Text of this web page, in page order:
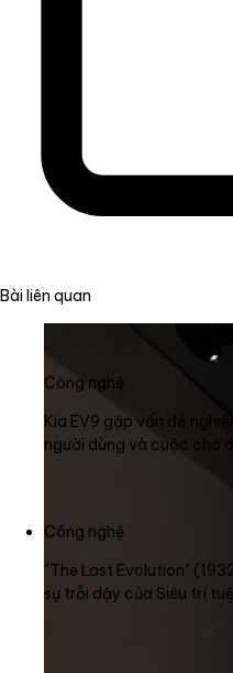
Bài liên quan
Công nghệ
Kia EV9 gặp vấn đề
người dùng và cuộc chờ
Công nghệ
"The Last Evolution"
sự trỗi dậy của Siêu trí tuệ